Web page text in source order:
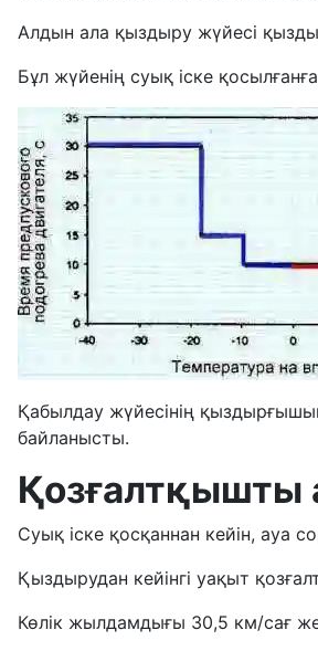
Алдын ала қыздыру жүйесі
Бұл жүйенің суық іске
Қабылдау жүйесінің
байланысты.
Қозғалтқышты
Суық іске қосқаннан кейін, ауа
Қыздырудан кейінгі уақыт
Көлік жылдамдығы 30,5 км/сағ